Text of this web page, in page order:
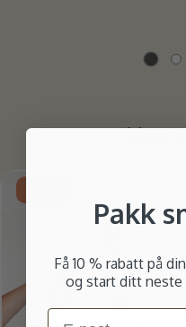
Hva
Pakk
Få 10 % rabatt på
og start ditt
Email